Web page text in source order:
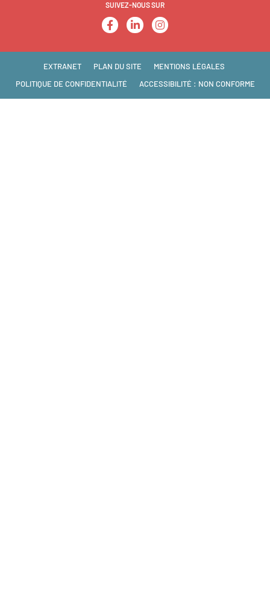
SUIVEZ-NOUS SUR
EXTRANET PLAN DU SITE
MENTIONS LÉGALES
POLITIQUE DE CONFIDENTIALITÉ
ACCESSIBILITÉ : NON CONFORME